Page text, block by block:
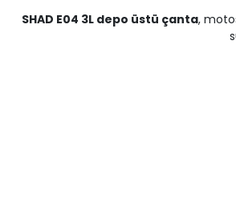
SHAD E04 3L depo üstü çanta,